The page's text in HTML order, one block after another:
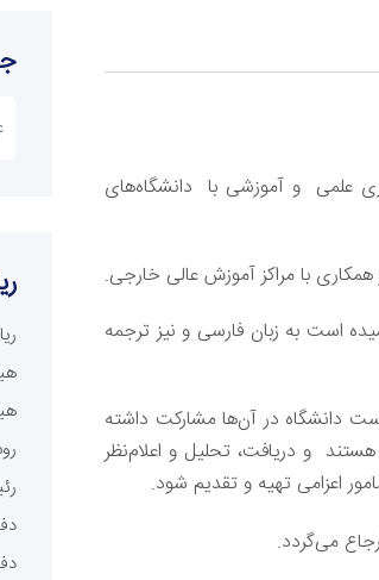
علمی و آموزشی با دانشگاه‌های
همکاری با مراکز آموزش عالی خارجی.
است به زبان فارسی و نيز ترجمه
دانشگاه در آن‌ها مشارکت داشته
و دريافت، تحليل و اعلام‌نظر
می‌گردد.